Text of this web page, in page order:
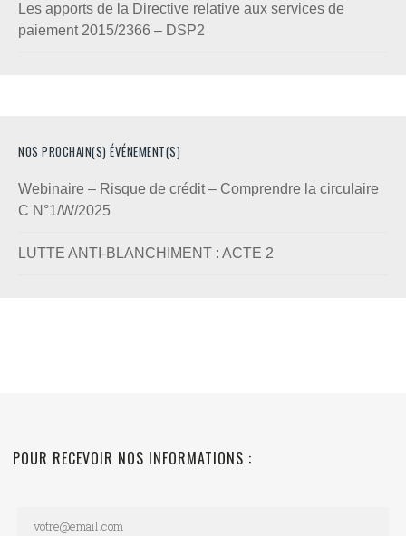
Les apports de la Directive relative aux services de
paiement 2015/2366 – DSP2
NOS PROCHAIN(S) ÉVÉNEMENT(S)
Webinaire – Risque de crédit – Comprendre la circulaire
C N°1/W/2025
LUTTE ANTI-BLANCHIMENT : ACTE 2
POUR RECEVOIR NOS INFORMATIONS :